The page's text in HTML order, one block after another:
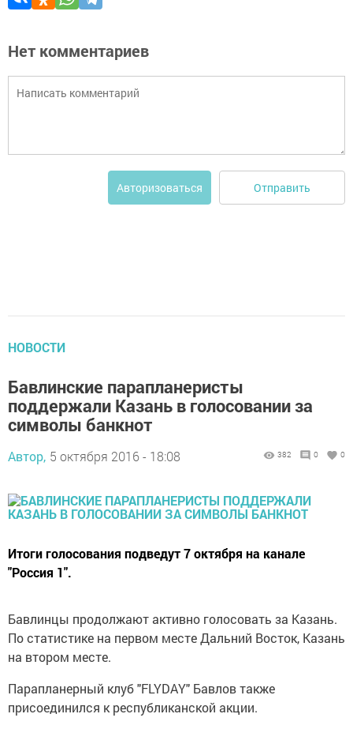
Нет комментариев
Авторизоваться Отправить
НОВОСТИ
Бавлинские парапланеристы
поддержали Казань в голосовании за
символы банкнот
Автор, 5 октября 2016 - 18:08 382 0 0
Итоги голосования подведут 7 октября на канале
"Россия 1".
Бавлинцы продолжают активно голосовать за Казань.
По статистике на первом месте Дальний Восток, Казань
на втором месте.
Парапланерный клуб "FLYDAY" Бавлов также
присоединился к республиканской акции.